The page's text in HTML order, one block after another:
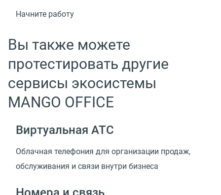
Начните работу
Вы также можете
протестировать другие
сервисы экосистемы
MANGO OFFICE
Виртуальная АТС
Облачная телефония для организации продаж,
обслуживания и связи внутри бизнеса